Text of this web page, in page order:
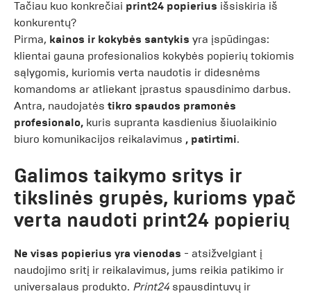
Tačiau kuo konkrečiai print24 popierius išsiskiria iš
konkurentų?
Pirma, kainos ir kokybės santykis yra įspūdingas:
klientai gauna profesionalios kokybės popierių tokiomis
sąlygomis, kuriomis verta naudotis ir didesnėms
komandoms ar atliekant įprastus spausdinimo darbus.
Antra, naudojatės tikro spaudos pramonės
profesionalo, kuris supranta kasdienius šiuolaikinio
biuro komunikacijos reikalavimus , patirtimi.
Galimos taikymo sritys ir
tikslinės grupės, kurioms ypač
verta naudoti print24 popierių
Ne visas popierius yra vienodas - atsižvelgiant į
naudojimo sritį ir reikalavimus, jums reikia patikimo ir
universalaus produkto. Print24spausdintuvų ir